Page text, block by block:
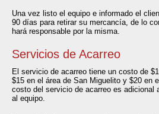
Una vez listo el equipo e informado el
90 días para retirar su mercancía, de lo
hará responsable por la misma.
Servicios de Acarreo
El servicio de acarreo tiene un costo de
$15 en el área de San Miguelito y $20 en
costo del servicio de acarreo es adicional
al equipo.